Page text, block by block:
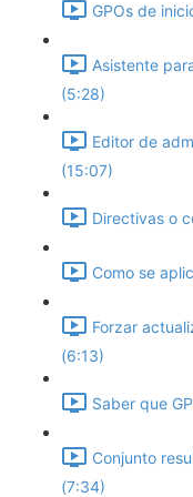
GPOs de
Asistente
(5:28)
Editor de
(15:07)
Directivas o
Como se
Forzar
(6:13)
Saber que
Conjunto
(7:34)